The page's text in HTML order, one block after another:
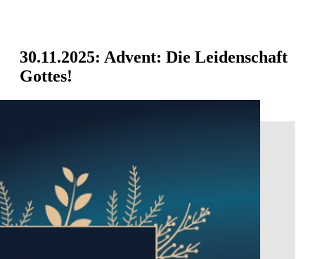
30.11.2025: Advent: Die Leidenschaft
Gottes!